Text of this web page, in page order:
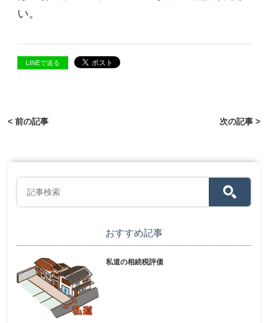
い。
LINEで送る
< 前の記事 次の記事 >
おすすめ記事
私道の相続税評価